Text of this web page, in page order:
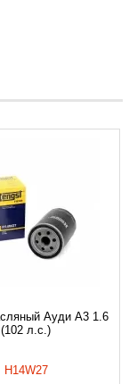
Ауди А3 1.6
(102 л.с.)
H14W27